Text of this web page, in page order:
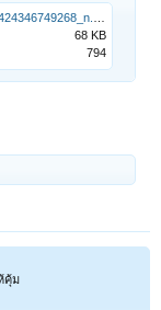
68 KB
794
คุ้ม